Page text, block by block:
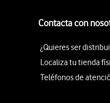
Contacta con
¿Quieres ser
Localiza tu tienda
Teléfonos de